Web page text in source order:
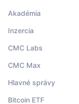
Akadémia
Inzercia
CMC Labs
CMC Max
Hlavné správy
Bitcoin ETF